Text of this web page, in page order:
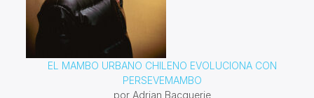
EL MAMBO URBANO CHILENO EVOLUCIONA CON
PERSEVEMAMBO
por Adrian Bacquerie